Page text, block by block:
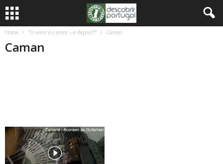
Home “O amor é o amor – e depois?!” Caman
Caman